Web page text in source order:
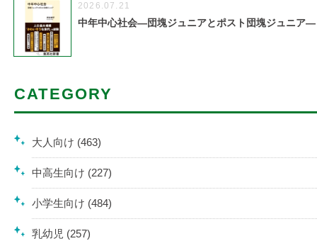
2026.07.21
中年中心社会―団塊ジュニアとポスト団塊ジュニア―
CATEGORY
大人向け (463)
中高生向け (227)
小学生向け (484)
乳幼児 (257)